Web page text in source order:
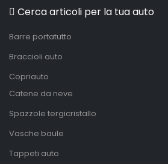
Cerca articoli per la tua auto
Barre portatutto
Braccioli auto
Copriauto
Catene da neve
Spazzole tergicristallo
Vasche baule
Tappeti auto